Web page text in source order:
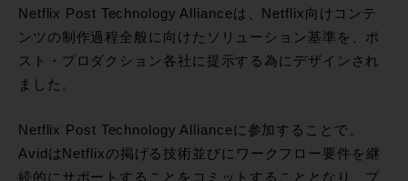
Netflix Post Technology Allianceは、Netflix向けコンテ
ンツの制作過程全般に向けたソリューション基準を、ポ
スト・プロダクション各社に提示する為にデザインされ
ました。
Netflix Post Technology Allianceに参加することで、
AvidはNetflixの掲げる技術並びにワークフロー要件を継
続的にサポートすることをコミットすることとなり、プ